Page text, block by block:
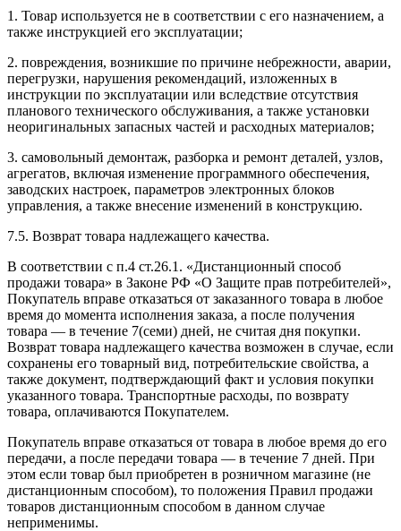
1. Товар используется не в соответствии с его назначением, а
также инструкцией его эксплуатации;
2. повреждения, возникшие по причине небрежности, аварии,
перегрузки, нарушения рекомендаций, изложенных в
инструкции по эксплуатации или вследствие отсутствия
планового технического обслуживания, а также установки
неоригинальных запасных частей и расходных материалов;
3. самовольный демонтаж, разборка и ремонт деталей, узлов,
агрегатов, включая изменение программного обеспечения,
заводских настроек, параметров электронных блоков
управления, а также внесение изменений в конструкцию.
7.5. Возврат товара надлежащего качества.
В соответствии с п.4 ст.26.1. «Дистанционный способ
продажи товара» в Законе РФ «О Защите прав потребителей»,
Покупатель вправе отказаться от заказанного товара в любое
время до момента исполнения заказа, а после получения
товара — в течение 7(семи) дней, не считая дня покупки.
Возврат товара надлежащего качества возможен в случае, если
сохранены его товарный вид, потребительские свойства, а
также документ, подтверждающий факт и условия покупки
указанного товара. Транспортные расходы, по возврату
товара, оплачиваются Покупателем.
Покупатель вправе отказаться от товара в любое время до его
передачи, а после передачи товара — в течение 7 дней. При
этом если товар был приобретен в розничном магазине (не
дистанционным способом), то положения Правил продажи
товаров дистанционным способом в данном случае
неприменимы.